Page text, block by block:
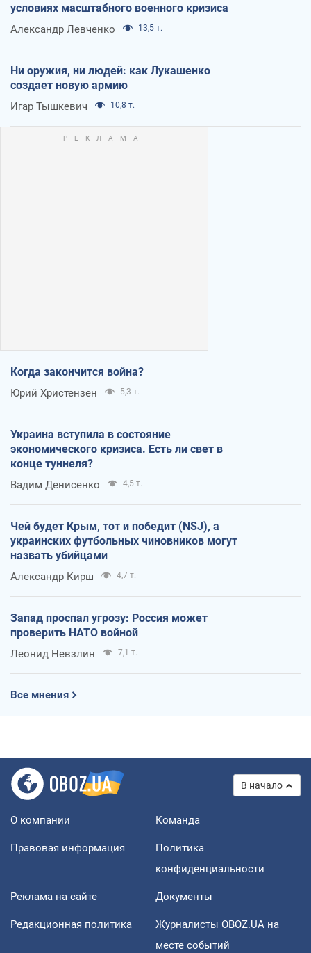
условиях масштабного военного кризиса
Александр Левченко 13,5 т.
Ни оружия, ни людей: как Лукашенко
создает новую армию
Игар Тышкевич 10,8 т.
Когда закончится война?
Юрий Христензен 5,3 т.
Украина вступила в состояние
экономического кризиса. Есть ли свет в
конце туннеля?
Вадим Денисенко 4,5 т.
Чей будет Крым, тот и победит (NSJ), а
украинских футбольных чиновников могут
назвать убийцами
Александр Кирш 4,7 т.
Запад проспал угрозу: Россия может
проверить НАТО войной
Леонид Невзлин 7,1 т.
Все мнения
В начало
О компании Команда
Правовая информация
Политика
конфиденциальности
Реклама на сайте Документы
Редакционная политика
Журналисты OBOZ.UA на
месте событий